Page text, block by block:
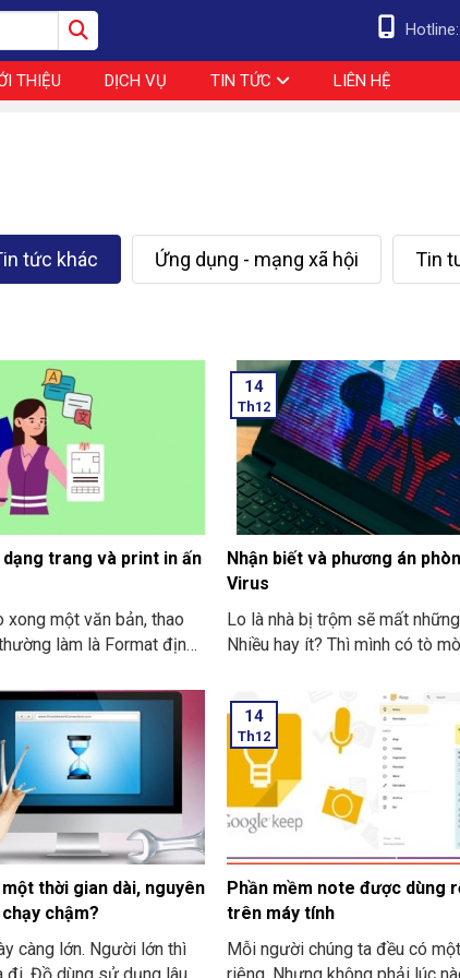
Hotline:
THIỆU DỊCH VỤ TIN TỨC LIÊN HỆ
tức khác Ứng dụng - mạng xã hội Tin
trang và print in ấn
xong một văn bản, thao
làm là Format định
14
Th12
Nhận biết và phương án
Virus
Lo là nhà bị trộm sẽ mất
Nhiều hay ít? Thì mình có tò
liệu bị mất quá nhiều rồi, bắt
ta phải có cách nhận biết và
phòng vệ Virus. Tiếp theo đây,
SƠN COMPUTER sẽ chia sẻ
điều đó nhé.
thời gian dài, nguyên
chậm?
càng lớn. Người lớn thì
đi. Đồ dùng sử dụng lâu
14
Th12
Phần mềm note được dùng
trên máy tính
Mỗi người chúng ta đều có
riêng. Nhưng không phải lúc